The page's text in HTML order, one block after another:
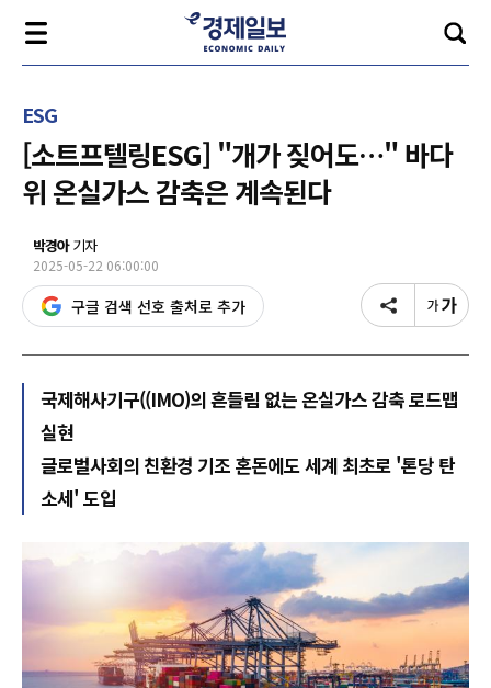
ESG
[소트프텔링ESG] "개가 짖어도…" 바다
위 온실가스 감축은 계속된다
박경아기자
2025-05-22 06:00:00
구글 검색 선호 출처로 추가
국제해사기구((IMO)의 흔들림 없는 온실가스 감축 로드맵
실현
글로벌사회의 친환경 기조 혼돈에도 세계 최초로 '톤당 탄
소세' 도입